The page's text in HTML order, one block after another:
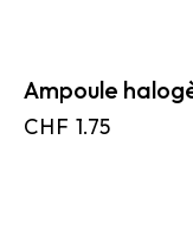
Ampoule
CHF 1.75